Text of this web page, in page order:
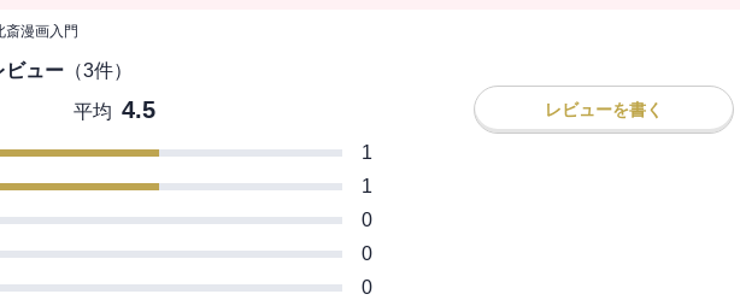
斎漫画入門
ビュー （3件）
平均 4.5 レビューを書く
1
1
0
0
0